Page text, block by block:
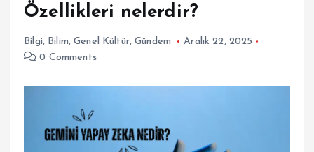
Özellikleri nelerdir?
Bilgi, Bilim,Genel Kültür,Gündem
Aralık 22, 2025
0 Comments